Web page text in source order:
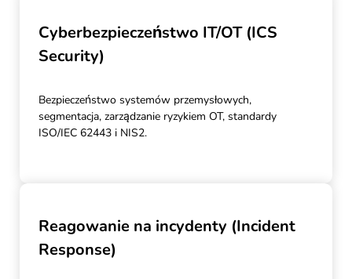
Cyberbezpieczeństwo IT/OT (ICS
Security)
Bezpieczeństwo systemów przemysłowych,
segmentacja, zarządzanie ryzykiem OT, standardy
ISO/IEC 62443 i NIS2.
Reagowanie na incydenty (Incident
Response)